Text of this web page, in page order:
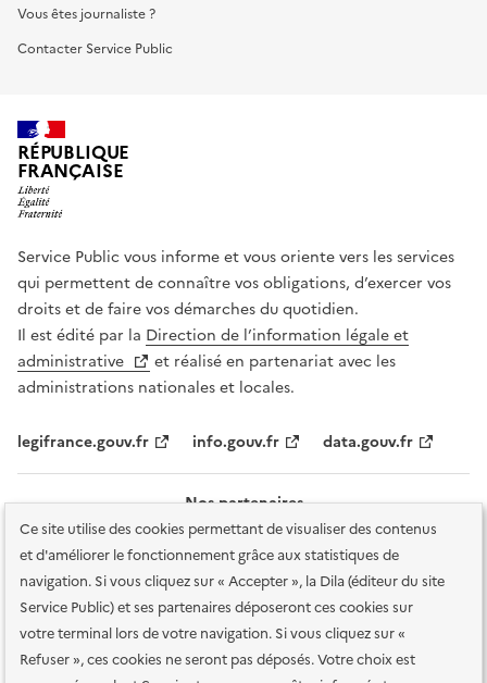
Ce site utilise des cookies permettant de visualiser des contenus
et d'améliorer le fonctionnement grâce aux statistiques de
navigation. Si vous cliquez sur « Accepter », la Dila (éditeur du site
Service Public) et ses partenaires déposeront ces cookies sur
votre terminal lors de votre navigation. Si vous cliquez sur «
Refuser », ces cookies ne seront pas déposés. Votre choix est
Vous êtes journaliste ?
Contacter Service Public
RÉPUBLIQUE
FRANÇAISE
Service Public vous informe et vous oriente vers les services
qui permettent de connaître vos obligations, d’exercer vos
droits et de faire vos démarches du quotidien.
Il est édité par la Direction de l’information légale et
administrative
et réalisé en partenariat avec les
administrations nationales et locales.
legifrance.gouv.fr info.gouv.fr data.gouv.fr
Nos partenaires
Plan du site Accessibilité : totalement conforme
Accessibilité des